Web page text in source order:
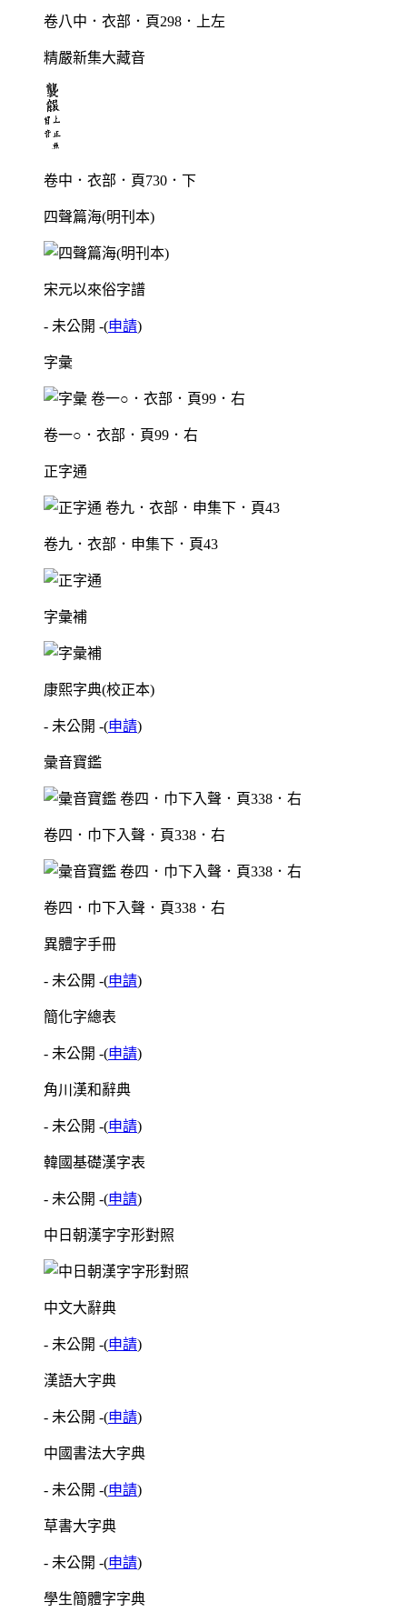
卷八中．衣部．頁298．上左
精嚴新集大藏音
卷中．衣部．頁730．下
四聲篇海(明刊本)
宋元以來俗字譜
- 未公開 -(申請)
字彙
卷一○．衣部．頁99．右
正字通
卷九．衣部．申集下．頁43
字彙補
康熙字典(校正本)
- 未公開 -(申請)
彙音寶鑑
卷四．巾下入聲．頁338．右
卷四．巾下入聲．頁338．右
異體字手冊
- 未公開 -(申請)
簡化字總表
- 未公開 -(申請)
角川漢和辭典
- 未公開 -(申請)
韓國基礎漢字表
- 未公開 -(申請)
中日朝漢字字形對照
中文大辭典
- 未公開 -(申請)
漢語大字典
- 未公開 -(申請)
中國書法大字典
- 未公開 -(申請)
草書大字典
- 未公開 -(申請)
學生簡體字字典